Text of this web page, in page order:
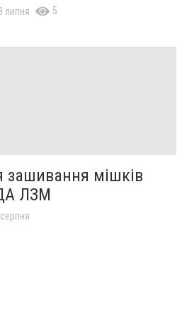
липня 5
зашивання мішків
ЛЗМ